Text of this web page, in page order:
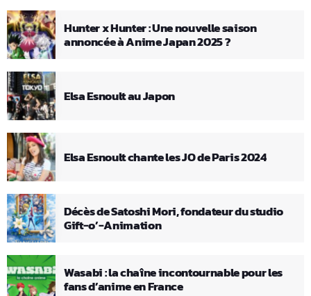
Hunter x Hunter : Une nouvelle saison
annoncée à Anime Japan 2025 ?
Elsa Esnoult au Japon
Elsa Esnoult chante les JO de Paris 2024
Décès de Satoshi Mori, fondateur du studio
Gift-o’-Animation
Wasabi : la chaîne incontournable pour les
fans d’anime en France